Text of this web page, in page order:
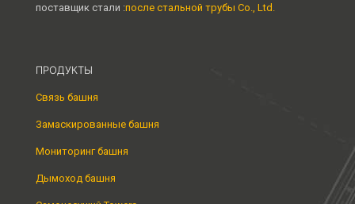
поставщик стали :после стальной трубы Co., Ltd.
ПРОДУКТЫ
Связь башня
Замаскированные башня
Мониторинг башня
Дымоход башня